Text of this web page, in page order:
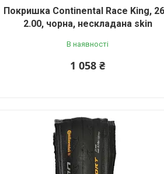
Покришка Continental Race King,
2.00, чорна, нескладана skin
В наявності
1 058 ₴